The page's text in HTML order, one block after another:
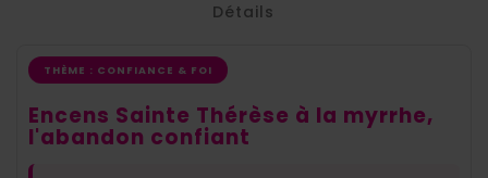
Détails
THÈME : CONFIANCE & FOI
Encens Sainte Thérèse à la myrrhe,
l'abandon confiant